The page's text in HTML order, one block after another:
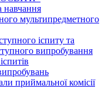
мультипредметного
іспиту та
випробування
приймальної комісії